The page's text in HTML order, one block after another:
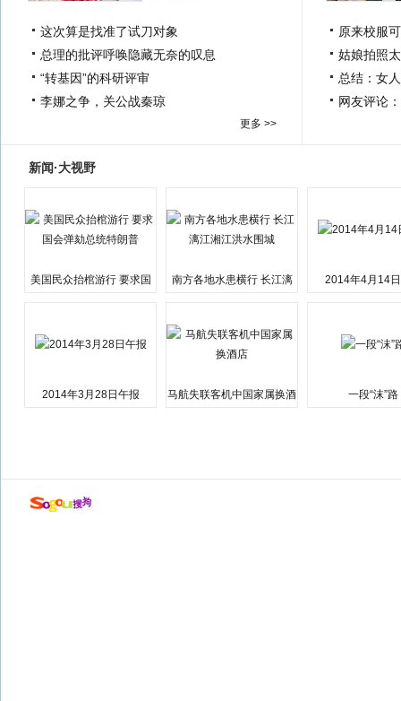
这次算是找准了试刀对象
总理的批评呼唤隐藏无奈的叹息
“转基因”的科研评审
李娜之争，关公战秦琼
更多 >>
原来校服
姑娘拍照
总结：女
网友评论
新闻·大视野
美国民众抬棺游行 要求国
南方各地水患横行 长江漓
2014年4月14
2014年3月28日午报
马航失联客机中国家属换酒
一段“沫”路